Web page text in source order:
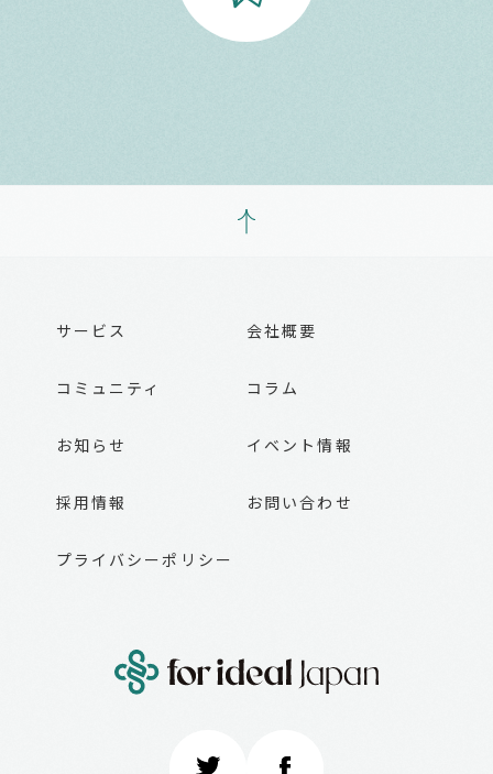
サービス 会社概要
コミュニティ コラム
お知らせ イベント情報
採用情報 お問い合わせ
プライバシーポリシー